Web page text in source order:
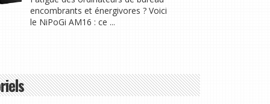
encombrants et énergivores ? Voici
le NiPoGi AM16 : ce ...